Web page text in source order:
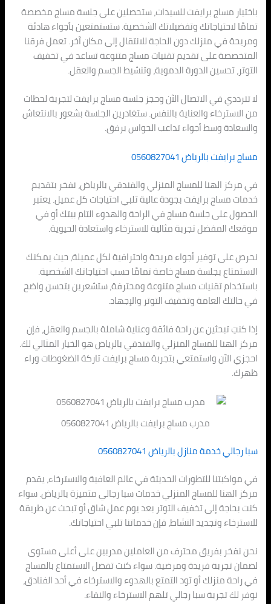
باختيار مساج برايفت للسيدات، ستحصلين على جلسة مساج مخصصة
تمامًا لاحتياجاتك وتفضيلاتك الشخصية. ستستمتعين بأجواء هادئة
ومريحة في منزلك دون الحاجة للانتقال إلى مكان آخر. تعمل فرقنا
المتخصصة على تقديم تقنيات مساج متنوعة تساعد في تخفيف
التوتر، تحسين الدورة الدموية، وتنشيط الجسم والعقل.
لا تترددي في الاتصال الآن وحجز جلسة مساج برايفت لتجربة لحظات
من الاسترخاء والعناية بالنفس. ستغادرين الجلسة بشعور بالانتعاش
والسعادة وسط أجواء تداعب الحواس برفق.
مساج برايفت بالرياض 0560827041
في مركز الهنا للمساج المنزلي والفندقي بالرياض، نفخر بتقديم
خدمات مساج برايفت بجودة عالية تلبي احتياجات كل عميل. يعتبر
الحصول على جلسة مساج في الراحة والهدوء التام بيتك أو في
موقعك المفضل تجربة مثالية للاسترخاء واستعادة الحيوية.
نحرص على توفير أجواء مريحة واحترافية لكل عميلة، حيث يمكنك
الاستمتاع بجلسة مساج خاصة تمامًا حسب احتياجاتك الشخصية.
باستخدام تقنيات مساج متنوعة ومحترفة، ستشعرين بتحسن واضح
في حالتك العامة وتخفيف التوتر والإجهاد.
إذا كنتِ تبحثين عن راحة فائقة وعناية شاملة بالجسم والعقل، فإن
مركز الهنا للمساج المنزلي والفندقي بالرياض هو الخيار المثالي لك.
احجزي الآن واستمتعي بتجربة مساج برايفت تاركة الضغوطات وراء
ظهرك.
مدرب مساج برايفت بالرياض 0560827041
سبا رجالي خدمة منازل بالرياض 0560827041
في مواكبتنا للتطورات الحديثة في عالم العافية والاسترخاء، يقدم
مركز الهنا للمساج المنزلي خدمات سبا رجالي متميزة بالرياض. سواء
كنت بحاجة إلى تخفيف التوتر بعد يوم عمل شاق أو تبحث عن طريقة
للاسترخاء وتجديد النشاط، فإن خدماتنا تلبي احتياجاتك.
نحن نفخر بفريق محترف من العاملين مدربين على أعلى مستوى
لضمان تجربة فريدة ومرضية. سواء كنت تفضل الاستمتاع بالمساج
في راحة منزلك أو تود التمتع بالهدوء والاسترخاء في أحد الفنادق،
نوفر لك تجربة سبا رجالي تلهم الاسترخاء والنقاء.